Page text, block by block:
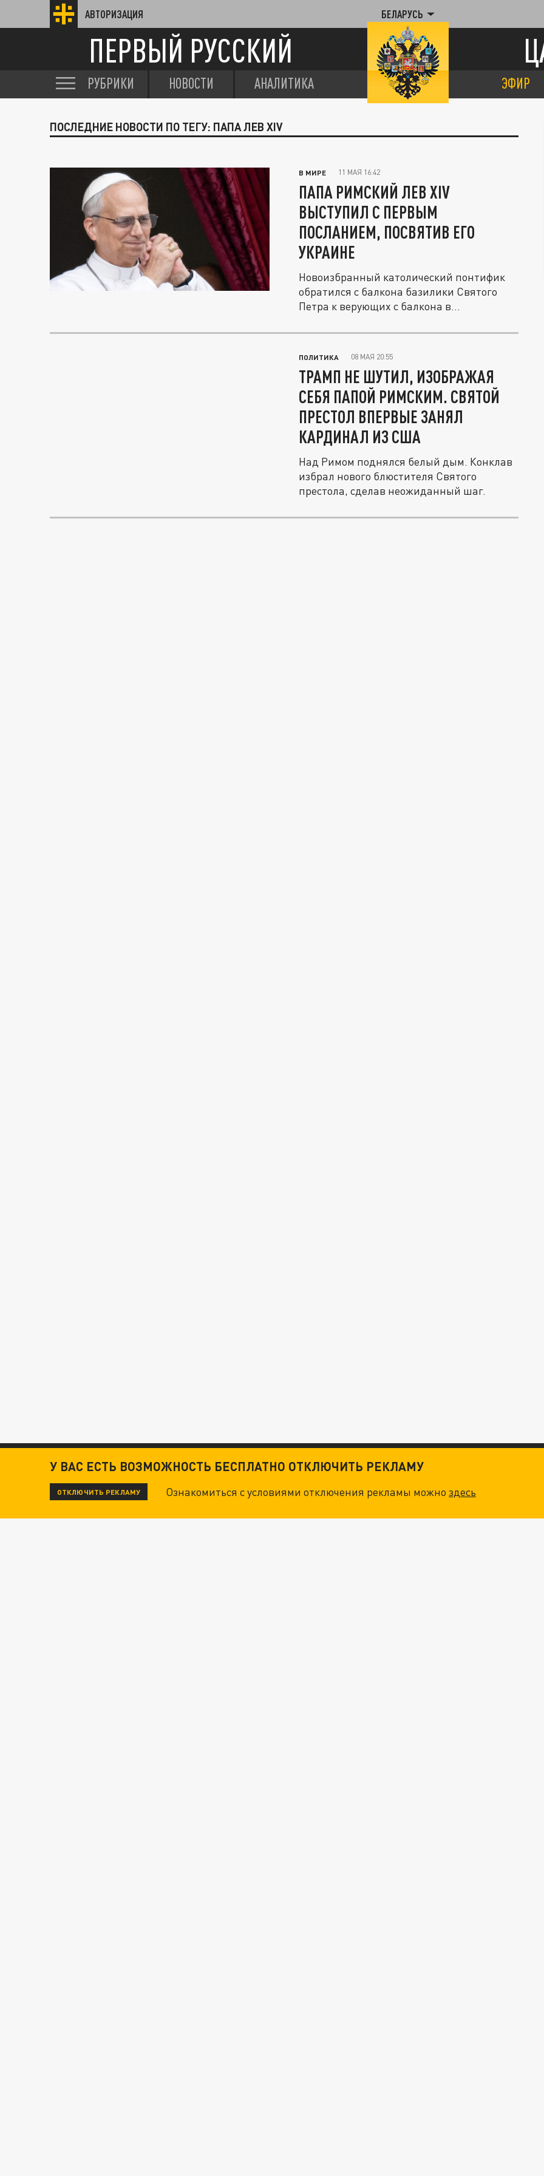
АВТОРИЗАЦИЯ БЕЛАРУСЬ
ПЕРВЫЙ РУССКИЙ
РУБРИКИ НОВОСТИ АНАЛИТИКА ЭФИР
ПОСЛЕДНИЕ НОВОСТИ ПО ТЕГУ: ПАПА ЛЕВ XIV
В МИРЕ 11 МАЯ 16:42
ПАПА РИМСКИЙ ЛЕВ XIV
ВЫСТУПИЛ С ПЕРВЫМ
ПОСЛАНИЕМ, ПОСВЯТИВ ЕГО
УКРАИНЕ
Новоизбранный католический понтифик
обратился с балкона базилики Святого
Петра к верующих с балкона в...
ПОЛИТИКА 08 МАЯ 20:55
ТРАМП НЕ ШУТИЛ, ИЗОБРАЖАЯ
СЕБЯ ПАПОЙ РИМСКИМ. СВЯТОЙ
ПРЕСТОЛ ВПЕРВЫЕ ЗАНЯЛ
КАРДИНАЛ ИЗ США
Над Римом поднялся белый дым. Конклав
избрал нового блюстителя Святого
престола, сделав неожиданный шаг.
У ВАС ЕСТЬ ВОЗМОЖНОСТЬ БЕСПЛАТНО ОТКЛЮЧИТЬ РЕКЛАМУ
ОТКЛЮЧИТЬ РЕКЛАМУ Ознакомиться с условиями отключения рекламы можноздесь